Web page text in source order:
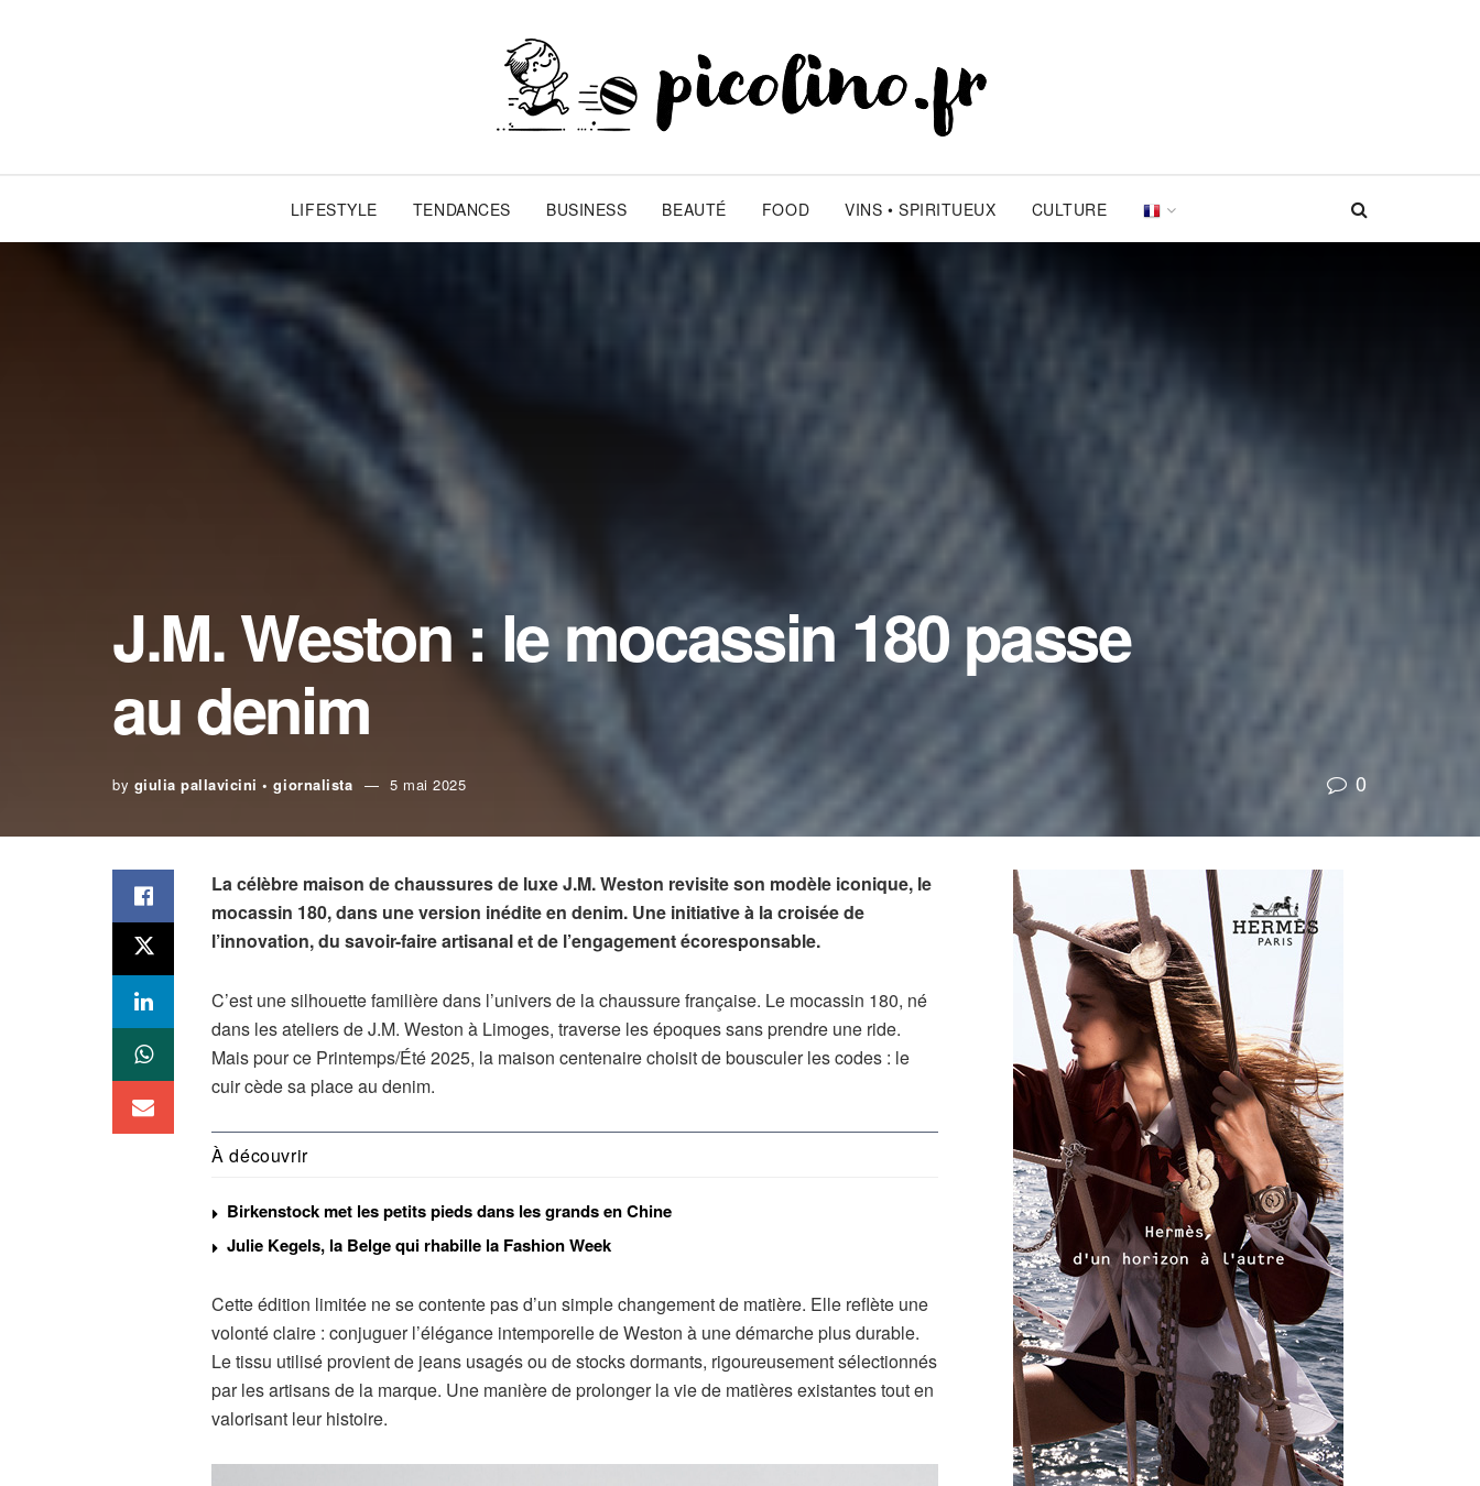
LIFESTYLE TENDANCES BUSINESS BEAUTÉ FOOD VINS • SPIRITUEUX CULTURE
J.M. Weston : le mocassin 180 passe
au denim
by giulia pallavicini • giornalista 5 mai 2025 0
La célèbre maison de chaussures de luxe J.M. Weston revisite son modèle iconique, le
mocassin 180, dans une version inédite en denim. Une initiative à la croisée de
l’innovation, du savoir-faire artisanal et de l’engagement écoresponsable.
C’est une silhouette familière dans l’univers de la chaussure française. Le mocassin 180, né
dans les ateliers de J.M. Weston à Limoges, traverse les époques sans prendre une ride.
Mais pour ce Printemps/Été 2025, la maison centenaire choisit de bousculer les codes : le
cuir cède sa place au denim.
À découvrir
Birkenstock met les petits pieds dans les grands en Chine
Julie Kegels, la Belge qui rhabille la Fashion Week
Cette édition limitée ne se contente pas d’un simple changement de matière. Elle reflète une
volonté claire : conjuguer l’élégance intemporelle de Weston à une démarche plus durable.
Le tissu utilisé provient de jeans usagés ou de stocks dormants, rigoureusement sélectionnés
par les artisans de la marque. Une manière de prolonger la vie de matières existantes tout en
valorisant leur histoire.